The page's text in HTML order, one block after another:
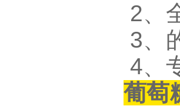
2、
3、
4、
葡萄